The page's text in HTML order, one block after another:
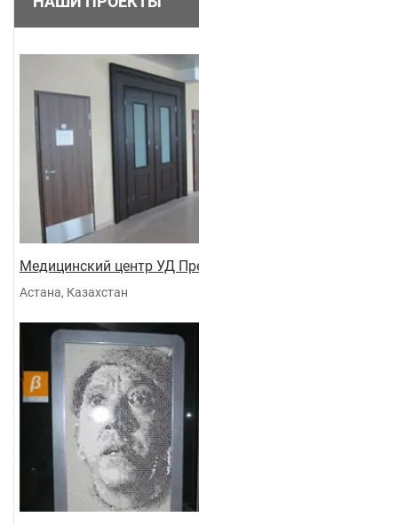
Медицинский центр УД Президента
Астана, Казахстан